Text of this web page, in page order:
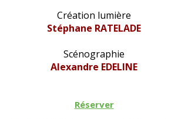
Création lumière
Stéphane RATELADE
Scénographie
Alexandre EDELINE
Réserver